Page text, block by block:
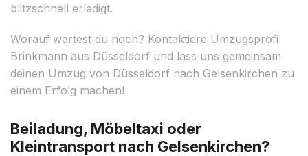
blitzschnell erledigt.
Worauf wartest du noch? Kontaktiere Umzugsprofi
Brinkmann aus Düsseldorf und lass uns gemeinsam
deinen Umzug von Düsseldorf nach Gelsenkirchen zu
einem Erfolg machen!
Beiladung, Möbeltaxi oder
Kleintransport nach Gelsenkirchen?